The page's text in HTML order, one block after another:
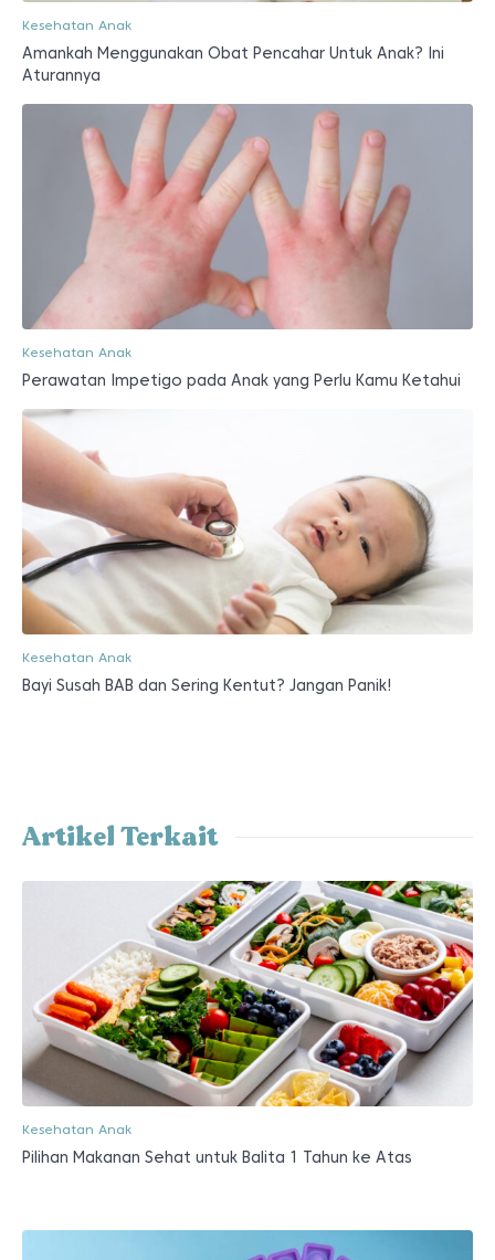
Kesehatan Anak
Amankah Menggunakan Obat Pencahar Untuk Anak? Ini
Aturannya
Kesehatan Anak
Perawatan Impetigo pada Anak yang Perlu Kamu Ketahui
Kesehatan Anak
Bayi Susah BAB dan Sering Kentut? Jangan Panik!
Artikel Terkait
Kesehatan Anak
Pilihan Makanan Sehat untuk Balita 1 Tahun ke Atas